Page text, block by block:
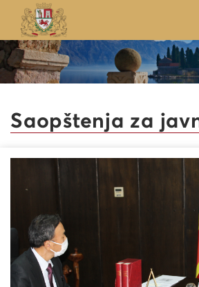
Saopštenja za